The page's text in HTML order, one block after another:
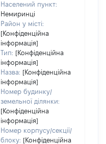
Населений пункт:
Немиринці
Район у місті:
[Конфіденційна
інформація]
Тип: [Конфіденційна
інформація]
Назва: [Конфіденційна
інформація]
Номер будинку/
земельної ділянки:
[Конфіденційна
інформація]
Номер корпусу/секції/
блоку: [Конфіденційна